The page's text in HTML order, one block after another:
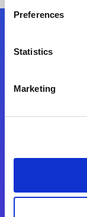
Preferences
Statistics
Marketing